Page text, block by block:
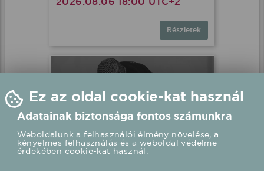
Részletek
Ez az oldal cookie-kat használ
Adatainak biztonsága fontos számunkra
Weboldalunk a felhasználói élmény növelése, a
kényelmes felhasználás és a weboldal védelme
érdekében cookie-kat használ.